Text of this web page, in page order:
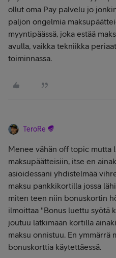
ollut oma Pay palvelu jo
paljon ongelmia
myyntipäässä, joka estää
avulla, vaikka tekniikka
toiminnassa.
TeroRe
Menee vähän off topic mutta
maksupäätteisiin, itse en
asioidessani yhdistelmää
maksu pankkikortilla jossa
miten teen niin bonuskortin
ilmoittaa "Bonus luettu syötä
joutuu lätkimään kortilla
maksu onnistuu. En ymmärrä
bonuskorttia käytettäessä.